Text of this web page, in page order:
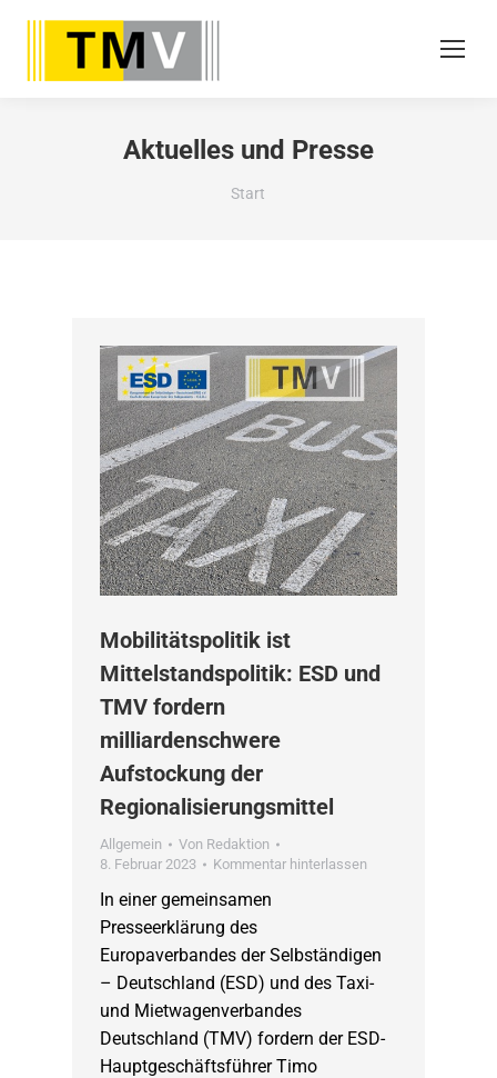
Aktuelles und Presse
Sie befinden sich hier:
Start
Mobilitätspolitik ist
Mittelstandspolitik: ESD und
TMV fordern
milliardenschwere
Aufstockung der
Regionalisierungsmittel
Allgemein Von Redaktion
8. Februar 2023
Kommentar hinterlassen
In einer gemeinsamen
Presseerklärung des
Europaverbandes der Selbständigen
– Deutschland (ESD) und des Taxi-
und Mietwagenverbandes
Deutschland (TMV) fordern der ESD-
Hauptgeschäftsführer Timo